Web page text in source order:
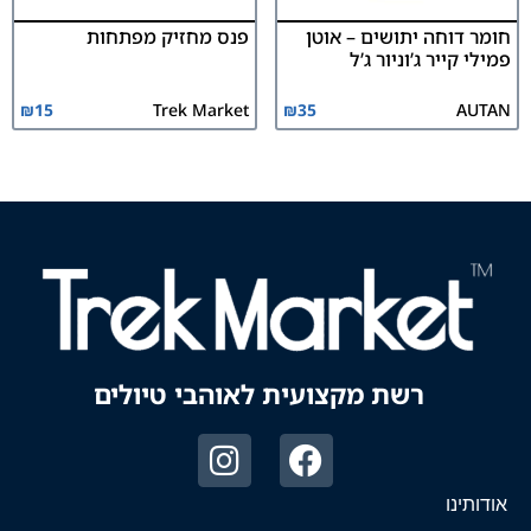
חומר דוחה יתושים – אוטן
פמילי קייר ג’וניור ג’ל
AUTAN
₪35
פנס מחזיק מפתחות
Trek Market
₪15
רשת מקצועית לאוהבי טיולים
אודותינו